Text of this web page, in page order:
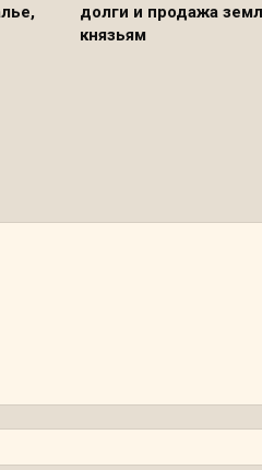
долги и продажа
князьям